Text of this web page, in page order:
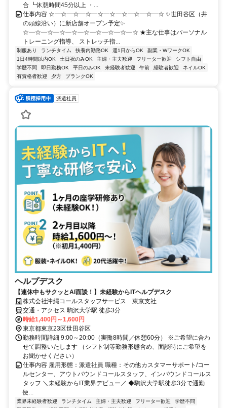
合 ┗休憩時間45分以上 ・...
仕事内容 ☆━☆━☆━☆━☆━☆━☆━☆━☆━☆ ✨世田谷区（井
の頭線沿い）に新店舗オープン予定✨
☆━☆━☆━☆━☆━☆━☆━☆━☆━☆ ★主な仕事はパーソナル
トレーニング指導、 ストレッチ指...
制服あり ランチタイム 扶養内勤務OK 週1日からOK
副業・WワークOK
1日4時間以内OK
土日祝のみOK 主婦・主夫歓迎 フリーター歓迎
シフト自由
学歴不問
即日勤務OK 平日のみOK 未経験者歓迎 午前 経験者歓迎
ネイルOK
有資格者歓迎
夕方 ブランクOK
派遣社員
ヘルプデスク
【連休中もサクッとAI面談！】未経験からITヘルプデスク
株式会社沖縄コールスタッフサービス 東京支社
交通・アクセス 駒沢大学駅 徒歩3分
時給1,400円～1,600円
東京都東京23区世田谷区
勤務時間詳細 9:00～20:00（実働8時間／休憩60分） ※ご希望に合わ
せて調整いたします （シフト制等勤務形態含め、面談時にご希望を
お聞かせください）
仕事内容 雇用形態：派遣社員 職種：その他カスタマーサポート/コー
ルセンター、アウトバウンドコールスタッフ、インバウンドコールス
タッフ ＼未経験からIT業界デビュー／ ◆駒沢大学駅徒歩3分で通勤
便...
業界未経験者歓迎 ランチタイム 主婦・主夫歓迎 フリーター歓迎
学歴不問